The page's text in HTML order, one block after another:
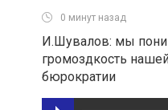
0 минут назад
И.Шувалов: мы
громоздкость
бюрократии